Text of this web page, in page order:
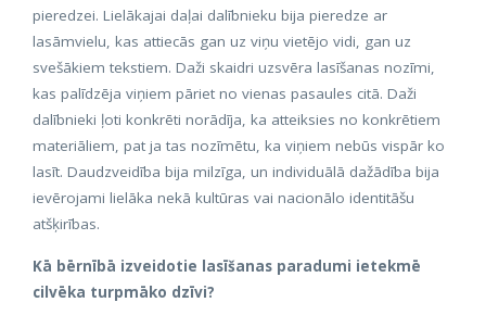
pieredzei. Lielākajai daļai dalībnieku bija pieredze ar
lasāmvielu, kas attiecās gan uz viņu vietējo vidi, gan uz
svešākiem tekstiem. Daži skaidri uzsvēra lasīšanas nozīmi,
kas palīdzēja viņiem pāriet no vienas pasaules citā. Daži
dalībnieki ļoti konkrēti norādīja, ka atteiksies no konkrētiem
materiāliem, pat ja tas nozīmētu, ka viņiem nebūs vispār ko
lasīt. Daudzveidība bija milzīga, un individuālā dažādība bija
ievērojami lielāka nekā kultūras vai nacionālo identitāšu
atšķirības.
Kā bērnībā izveidotie lasīšanas paradumi ietekmē
cilvēka turpmāko dzīvi?